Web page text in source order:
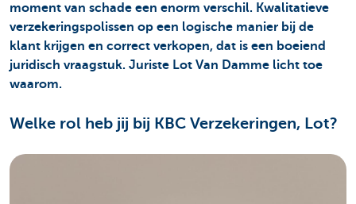
moment van schade een enorm verschil. Kwalitatieve
verzekeringspolissen op een logische manier bij de
klant krijgen en correct verkopen, dat is een boeiend
juridisch vraagstuk. Juriste Lot Van Damme licht toe
waarom.
Welke rol heb jij bij KBC Verzekeringen, Lot?